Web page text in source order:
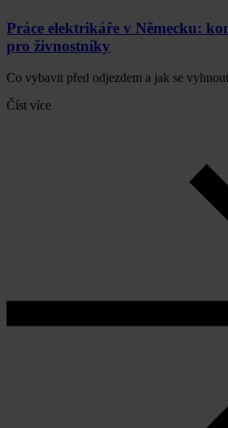
Práce elektrikáře v Německu:
pro živnostníky
Co vybavit před odjezdem a jak se
Číst více